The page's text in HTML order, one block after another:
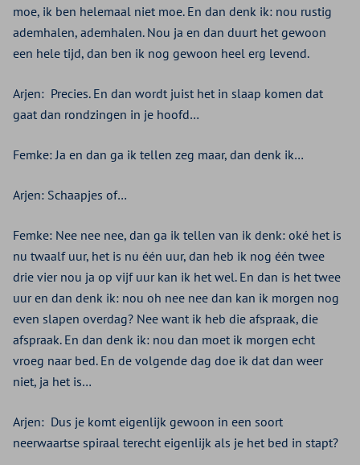
moe, ik ben helemaal niet moe. En dan denk ik: nou rustig
ademhalen, ademhalen. Nou ja en dan duurt het gewoon
een hele tijd, dan ben ik nog gewoon heel erg levend.
Arjen: Precies. En dan wordt juist het in slaap komen dat
gaat dan rondzingen in je hoofd…
Femke: Ja en dan ga ik tellen zeg maar, dan denk ik…
Arjen: Schaapjes of…
Femke: Nee nee nee, dan ga ik tellen van ik denk: oké het is
nu twaalf uur, het is nu één uur, dan heb ik nog één twee
drie vier nou ja op vijf uur kan ik het wel. En dan is het twee
uur en dan denk ik: nou oh nee nee dan kan ik morgen nog
even slapen overdag? Nee want ik heb die afspraak, die
afspraak. En dan denk ik: nou dan moet ik morgen echt
vroeg naar bed. En de volgende dag doe ik dat dan weer
niet, ja het is…
Arjen: Dus je komt eigenlijk gewoon in een soort
neerwaartse spiraal terecht eigenlijk als je het bed in stapt?